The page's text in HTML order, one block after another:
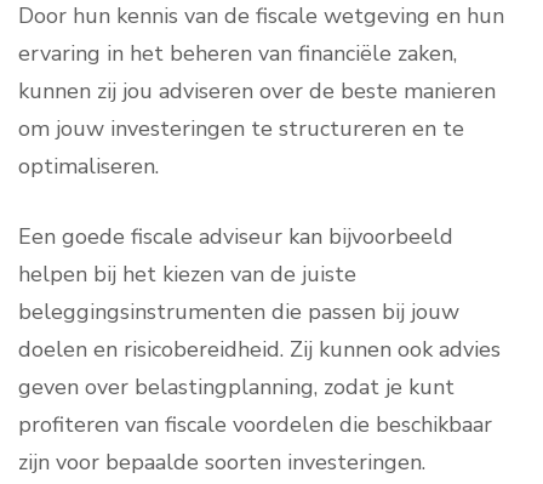
Door hun kennis van de fiscale wetgeving en hun
ervaring in het beheren van financiële zaken,
kunnen zij jou adviseren over de beste manieren
om jouw investeringen te structureren en te
optimaliseren.
Een goede fiscale adviseur kan bijvoorbeeld
helpen bij het kiezen van de juiste
beleggingsinstrumenten die passen bij jouw
doelen en risicobereidheid. Zij kunnen ook advies
geven over belastingplanning, zodat je kunt
profiteren van fiscale voordelen die beschikbaar
zijn voor bepaalde soorten investeringen.